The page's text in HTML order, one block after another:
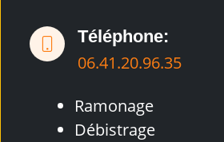
Téléphone:
06.41.20.96.35
Ramonage
Débistrage